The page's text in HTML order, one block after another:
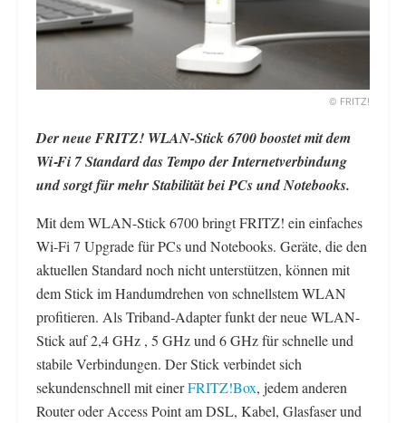
© FRITZ!
Der neue FRITZ! WLAN-Stick 6700 boostet mit dem
Wi‑Fi 7 Standard das Tempo der Internetverbindung
und sorgt für mehr Stabilität bei PCs und Notebooks.
Mit dem WLAN-Stick 6700 bringt FRITZ! ein einfaches
Wi-Fi 7 Upgrade für PCs und Notebooks. Geräte, die den
aktuellen Standard noch nicht unterstützen, können mit
dem Stick im Handumdrehen von schnellstem WLAN
profitieren. Als Triband‑Adapter funkt der neue WLAN-
Stick auf 2,4 GHz , 5 GHz und 6 GHz für schnelle und
stabile Verbindungen. Der Stick verbindet sich
sekundenschnell mit einerFRITZ!Box, jedem anderen
Router oder Access Point am DSL, Kabel, Glasfaser und